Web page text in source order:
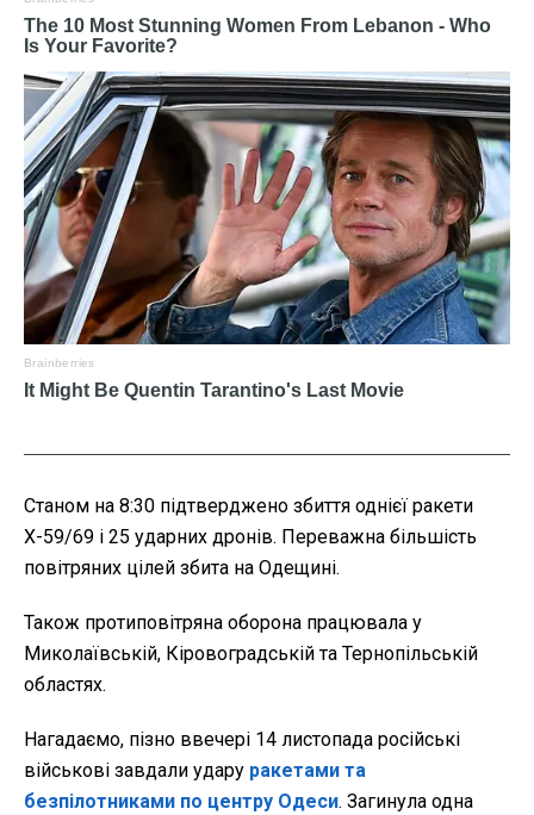
Станом на 8:30 підтверджено збиття однієї ракети
Х-59/69 і 25 ударних дронів. Переважна більшість
повітряних цілей збита на Одещині.
Також протиповітряна оборона працювала у
Миколаївській, Кіровоградській та Тернопільській
областях.
Нагадаємо, пізно ввечері 14 листопада російські
військові завдали удару ракетами та
безпілотниками по центру Одеси. Загинула одна